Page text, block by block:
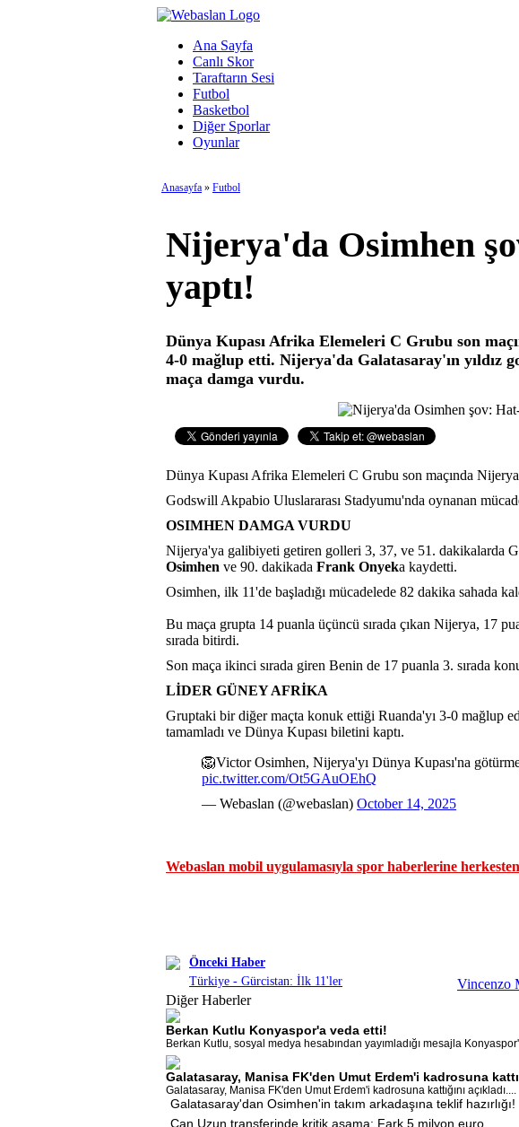
Ana Sayfa
Canlı Skor
Taraftarın Sesi
Futbol
Basketbol
Diğer Sporlar
Oyunlar
Anasayfa » Futbol
Nijerya'da Osimhen
yaptı!
Dünya Kupası Afrika Elemeleri C Grubu son
4-0 mağlup etti. Nijerya'da Galatasaray'ın yıldız
maça damga vurdu.
Dünya Kupası Afrika Elemeleri C Grubu son maçında
Godswill Akpabio Uluslararası Stadyumu'nda oynanan
OSIMHEN DAMGA VURDU
Nijerya'ya galibiyeti getiren golleri 3, 37, ve 51. dakikalarda
Osimhen ve 90. dakikada Frank Onyeka kaydetti.
Osimhen, ilk 11'de başladığı mücadelede 82 dakika sahada
Bu maça grupta 14 puanla üçüncü sırada çıkan Nijerya, 17
sırada bitirdi.
Son maça ikinci sırada giren Benin de 17 puanla 3. sırada
LİDER GÜNEY AFRİKA
Gruptaki bir diğer maçta konuk ettiği Ruanda'yı 3-0 mağlup
tamamladı ve Dünya Kupası biletini kaptı.
🦁Victor Osimhen, Nijerya'yı Dünya Kupası'na
pic.twitter.com/Ot5GAuOEhQ
— Webaslan (@webaslan) October 14, 2025
Webaslan mobil uygulamasıyla spor haberlerine
Önceki Haber
Türkiye - Gürcistan: İlk 11'ler
Vincenzo
Diğer Haberler
Berkan Kutlu Konyaspor'a veda etti!
Berkan Kutlu, sosyal medya hesabından yayımladığı mesajla
Galatasaray, Manisa FK'den Umut Erdem'i kadrosuna kattı
Galatasaray, Manisa FK'den Umut Erdem'i kadrosuna kattığını açıkladı....
Galatasaray'dan Osimhen'in takım arkadaşına teklif hazırlığı!
Can Uzun transferinde kritik aşama: Fark 5 milyon euro